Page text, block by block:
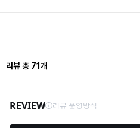
리뷰총 71 개